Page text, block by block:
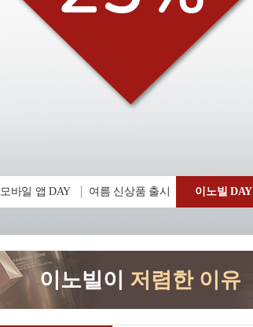
모바일 앱 DAY 여름 신상품 출시 이노빌 DAY
이노빌이 저렴한 이유